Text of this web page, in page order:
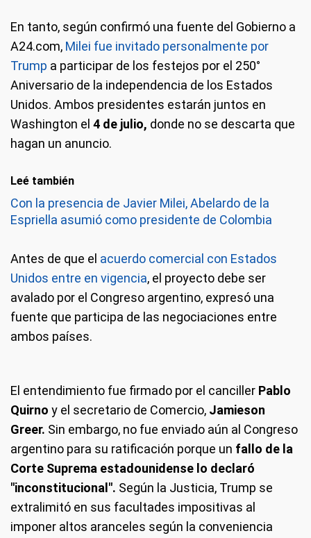
En tanto, según confirmó una fuente del Gobierno a
A24.com, Milei fue invitado personalmente por
Trump a participar de los festejos por el 250°
Aniversario de la independencia de los Estados
Unidos. Ambos presidentes estarán juntos en
Washington el 4 de julio, donde no se descarta que
hagan un anuncio.
Leé también
Con la presencia de Javier Milei, Abelardo de la
Espriella asumió como presidente de Colombia
Antes de que el acuerdo comercial con Estados
Unidos entre en vigencia, el proyecto debe ser
avalado por el Congreso argentino, expresó una
fuente que participa de las negociaciones entre
ambos países.
El entendimiento fue firmado por el canciller Pablo
Quirno y el secretario de Comercio, Jamieson
Greer. Sin embargo, no fue enviado aún al Congreso
argentino para su ratificación porque un fallo de la
Corte Suprema estadounidense lo declaró
"inconstitucional". Según la Justicia, Trump se
extralimitó en sus facultades impositivas al
imponer altos aranceles según la conveniencia